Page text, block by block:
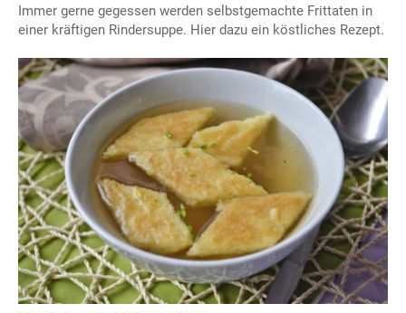
Immer gerne gegessen werden selbstgemachte Frittaten in
einer kräftigen Rindersuppe. Hier dazu ein köstliches Rezept.